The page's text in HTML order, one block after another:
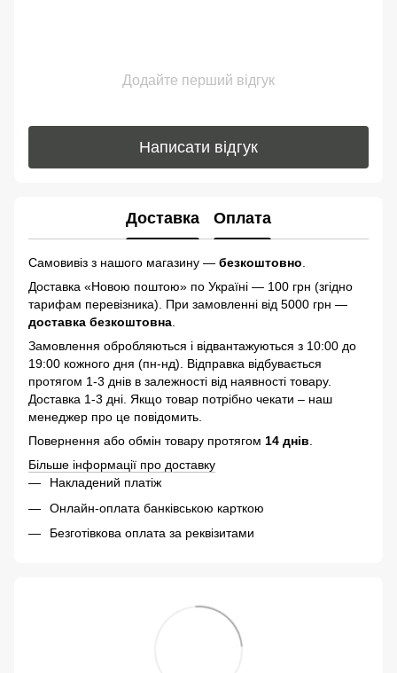
Додайте перший відгук
Написати відгук
Доставка Оплата
Самовивіз з нашого магазину — безкоштовно
Доставка «Новою поштою» по Україні — 100 грн (згідно
тарифам перевізника). При замовленні від 5000 грн —
доставка безкоштовна
Замовлення обробляються і відвантажуються з 10:00 до
19:00 кожного дня (пн-нд). Відправка відбувається
протягом 1-3 днів в залежності від наявності товару.
Доставка 1-3 дні. Якщо товар потрібно чекати – наш
менеджер про це повідомить.
Повернення або обмін товару протягом 14 днів
Більше інформації про доставку
Накладений платіж
Онлайн-оплата банківською карткою
Безготівкова оплата за реквізитами